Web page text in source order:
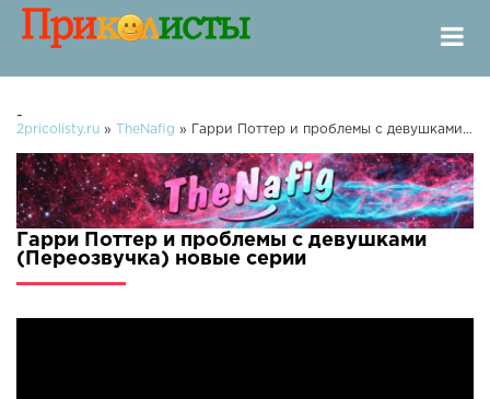
-
2pricolisty.ru » TheNafig » Гарри Поттер и проблемы с девушками (Переозвучка)
Гарри Поттер и проблемы с девушками
(Переозвучка) новые серии